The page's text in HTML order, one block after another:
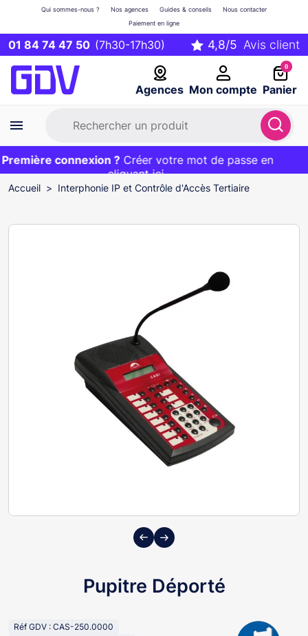
01 84 74 47 50 (7h30-17h30)
Agences Mon compte
Qui sommes-nous ? Nos agences Guides & conseils
Nous contacter
Paiement en ligne
0
Panier
Première commande ?20€ OFFERT sur votre panier
et livraison 24/48h gratuite avec le codeBIENVENUE
connexion ? Créer votre mot de passe en
cliquant ici
EXCLU WEB :
Accueil Interphonie IP et Contrôle d'Accès Tertiaire
Previous
Next
Pupitre Déporté
Réf GDV : CAS-250.0000